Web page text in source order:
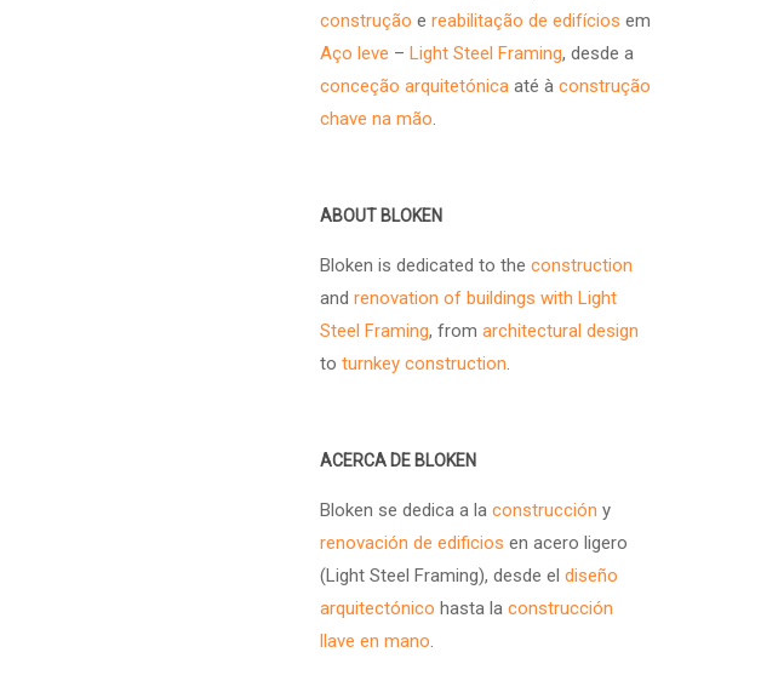
construção ereabilitação de edifícios em
Aço leve –Light Steel Framing, desde a
conceção arquitetónica até àconstrução
chave na mão.
ABOUT BLOKEN
Bloken is dedicated to theconstruction
andrenovation of buildings with Light
Steel Framing, fromarchitectural design
toturnkey construction.
ACERCA DE BLOKEN
Bloken se dedica a laconstrucción y
renovación de edificios en acero ligero
(Light Steel Framing), desde eldiseño
arquitectónico hasta laconstrucción
llave en mano.